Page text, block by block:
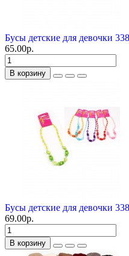
Бусы детские для девочки
65.00р.
В корзину
Бусы детские для девочки
69.00р.
В корзину